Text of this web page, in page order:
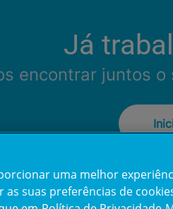
Já
encontrar juntos
uma melhor
suas preferências de